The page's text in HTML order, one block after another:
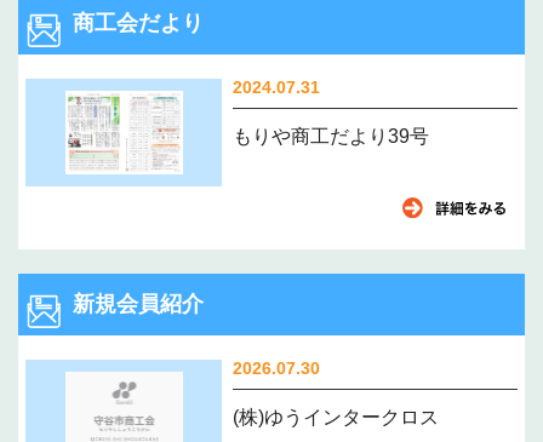
商工会だより
2024.07.31
もりや商工だより39号
新規会員紹介
2026.07.30
(株)ゆうインタークロス